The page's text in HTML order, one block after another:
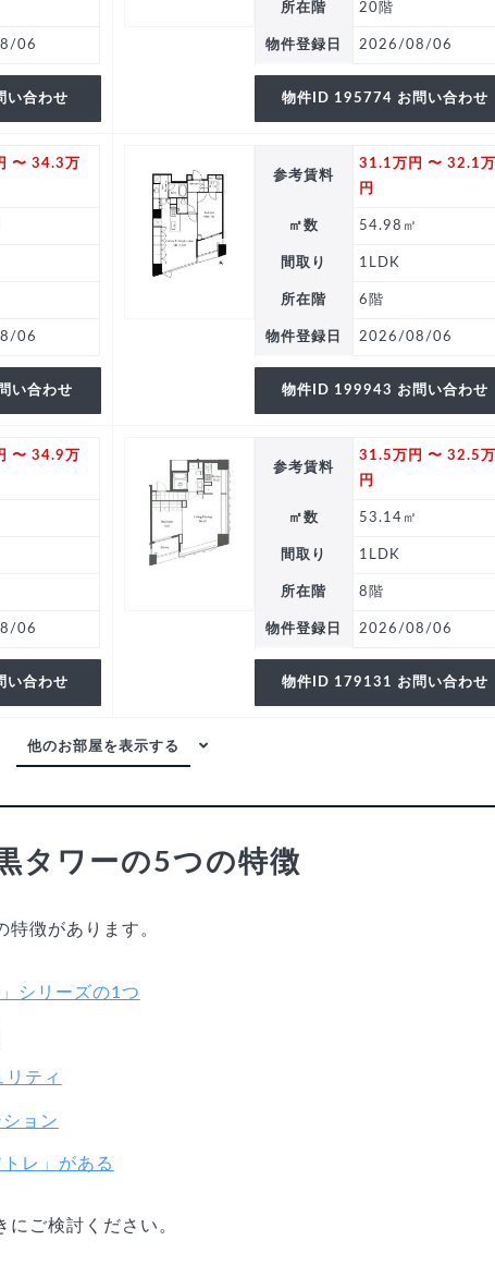
06
い合わせ
所在階 20階
物件登録日 2026/08/06
物件ID 195774 お問い合わせ
〜 34.3万
06
い合わせ
参考賃料
31.1万円 〜 32.1万
円
㎡数 54.98㎡
間取り 1LDK
所在階 6階
物件登録日 2026/08/06
物件ID 199943 お問い合わせ
〜 34.9万
06
い合わせ
参考賃料
31.5万円 〜 32.5万
円
㎡数 53.14㎡
間取り 1LDK
所在階 8階
物件登録日 2026/08/06
物件ID 179131 お問い合わせ
タワーの5つの特徴
徴があります。
シリーズの1つ
ティ
ョン
レ」がある
ご検討ください。